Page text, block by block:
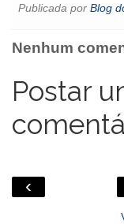
b
k
t
s
p
l
e
e
Publicada por Blog
Nenhum
Postar
‹